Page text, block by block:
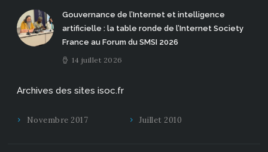
Gouvernance de l’Internet et intelligence
artificielle : la table ronde de l’Internet Society
France au Forum du SMSI 2026
14 juillet 2026
Archives des sites isoc.fr
Novembre 2017 Juillet 2010